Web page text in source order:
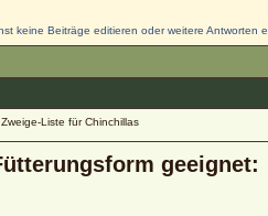
Liste für Chinchillas
geeignet: